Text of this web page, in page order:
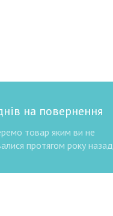
на повернення
товар яким ви не
протягом року назад